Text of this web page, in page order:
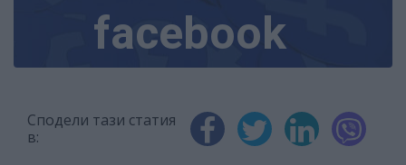
facebook
Сподели тази статия
в: